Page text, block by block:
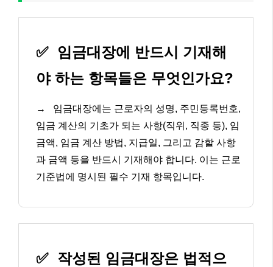
✅
임금대장에 반드시 기재해
야 하는 항목들은 무엇인가요?
→
임금대장에는 근로자의 성명, 주민등록번호,
임금 계산의 기초가 되는 사항(직위, 직종 등), 임
금액, 임금 계산 방법, 지급일, 그리고 감할 사항
과 금액 등을 반드시 기재해야 합니다. 이는 근로
기준법에 명시된 필수 기재 항목입니다.
✅ 작성된 임금대장은 법적으